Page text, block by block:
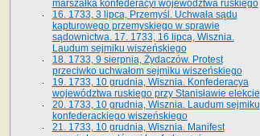
marszałka konfederacyi województwa ruskiego
16. 1733, 3 lipca, Przemyśl. Uchwała sądu
kapturowego przemyskiego w sprawie
sądownictwa. 17. 1733, 16 lipca, Wisznia.
Laudum sejmiku wiszeńskiego
18. 1733, 9 sierpnia, Żydaczów. Protest
przeciwko uchwałom sejmiku wiszeńskiego
19. 1733, 10 grudnia, Wisznia. Konfederacya
województwa ruskiego przy Stanisławie elekcie
20. 1733, 10 grudnia, Wisznia. Laudum sejmiku
konfederackiego wiszeńskiego
21. 1733, 10 grudnia, Wisznia. Manifest